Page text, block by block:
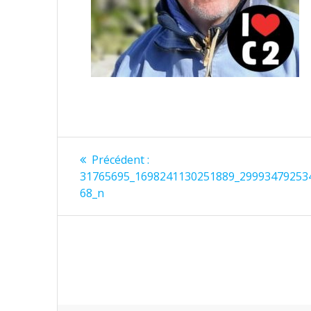
Navigation
de
l’article
Précédent :
précédent
68_n